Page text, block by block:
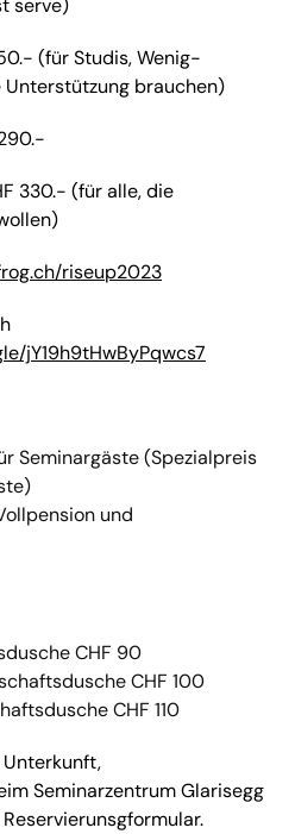
serve)
(für Studis, Wenig-
brauchen)
330.- (für alle, die
riseup2023
jY19h9tHwByPqwcs7
Seminargäste (Spezialpreis
und
CHF 90
CHF 100
CHF 110
Seminarzentrum Glarisegg